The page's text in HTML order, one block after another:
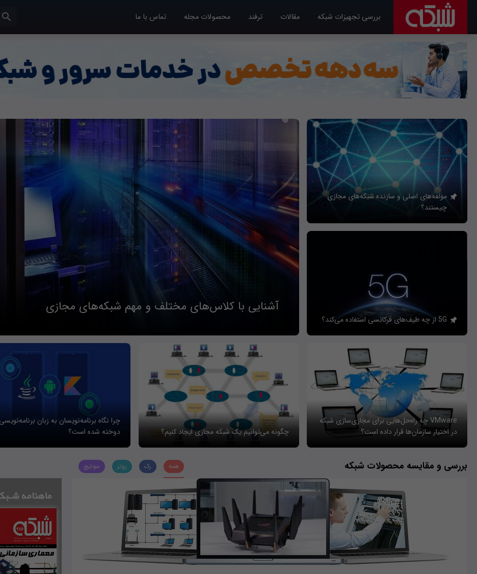
بررسی تجهیزات شبکه مقالات ترفند محصولات مجله تماس با ما
آشنایی با کلاس‌های مختلف و مهم شبکه‌های مجازی
مولفه‌های اصلی و سازنده شبکه‌های مجازی
چیستند؟
5G از چه طیف‌های فرکانسی استفاده می‌کند؟
VMware چه راه‌حل‌هایی برای مجازی‌سازی شبکه
در اختیار سازمان‌ها قرار داده است؟
چگونه می‌توانیم یک شبکه مجازی ایجاد کنیم؟
چرا نگاه برنامه‌نویسان به زبان
دوخته شده است؟
بررسی و مقایسه محصولات شبکه همه رک روتر سوئیچ